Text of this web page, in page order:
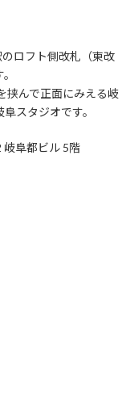
ロフト側改札（東改
挟んで正面にみえる岐
スタジオです。
阜都ビル 5階